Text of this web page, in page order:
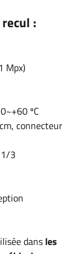
:
Mpx)
ºC
connecteur
3
dans les